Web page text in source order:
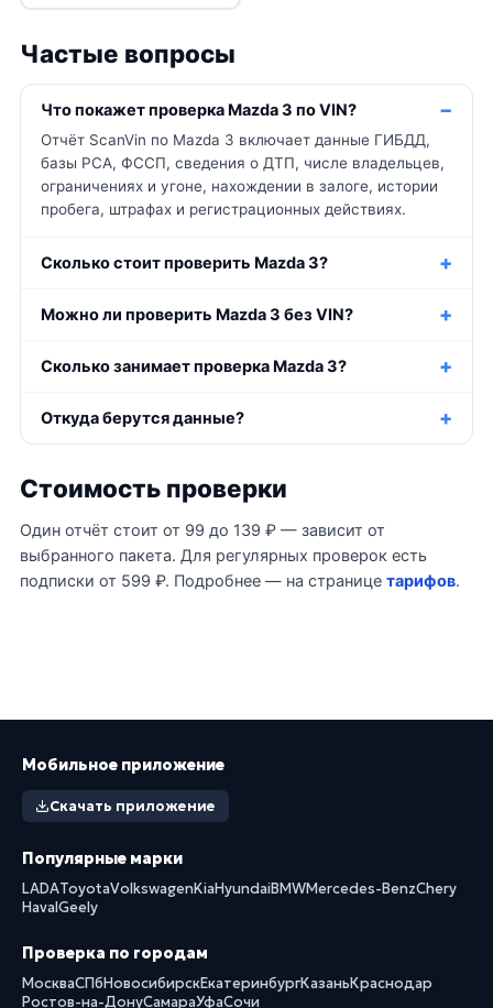
Частые вопросы
Что покажет проверка Mazda 3 по VIN?
Отчёт ScanVin по Mazda 3 включает данные ГИБДД,
базы РСА, ФССП, сведения о ДТП, числе владельцев,
ограничениях и угоне, нахождении в залоге, истории
пробега, штрафах и регистрационных действиях.
Сколько стоит проверить Mazda 3?
Можно ли проверить Mazda 3 без VIN?
Сколько занимает проверка Mazda 3?
Откуда берутся данные?
Стоимость проверки
Один отчёт стоит от 99 до 139 ₽ — зависит от
выбранного пакета. Для регулярных проверок есть
подписки от 599 ₽. Подробнее — на странице тарифов.
Мобильное приложение
Скачать приложение
Популярные марки
LADAToyotaVolkswagenKiaHyundaiBMWMercedes-BenzChery
HavalGeely
Проверка по городам
МоскваСПбНовосибирскЕкатеринбургКазаньКраснодар
Ростов-на-ДонуСамараУфаСочи